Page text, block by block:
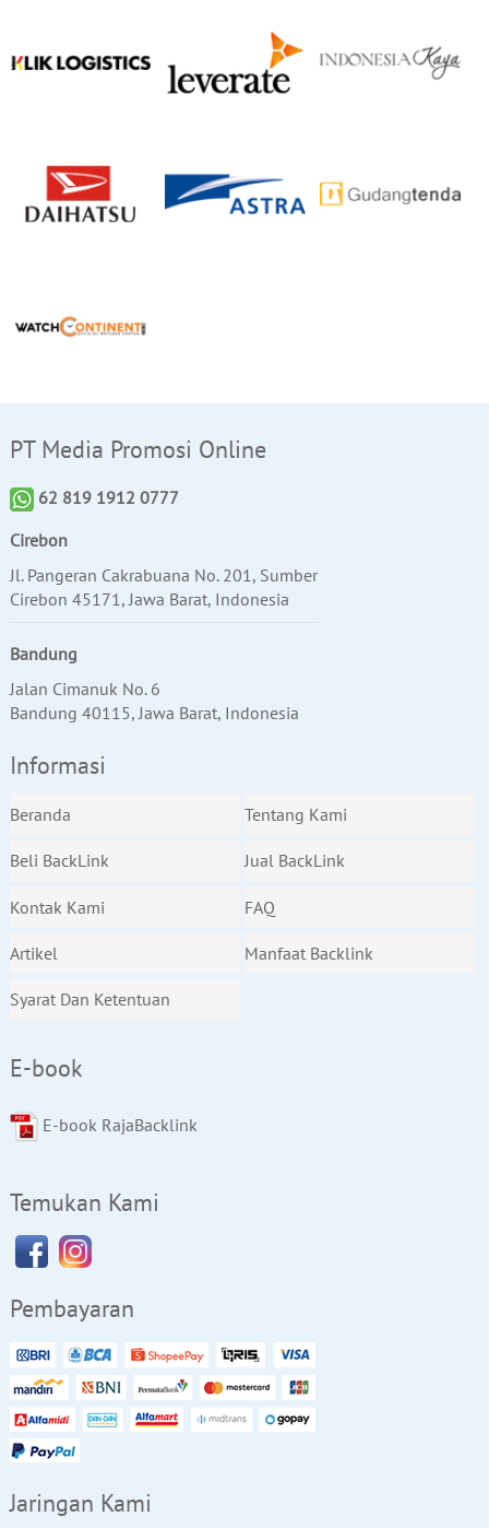
PT Media Promosi Online
62 819 1912 0777
Cirebon
Jl. Pangeran Cakrabuana No. 201, Sumber
Cirebon 45171, Jawa Barat, Indonesia
Bandung
Jalan Cimanuk No. 6
Bandung 40115, Jawa Barat, Indonesia
Informasi
Beranda Tentang Kami
Beli BackLink Jual BackLink
Kontak Kami FAQ
Artikel Manfaat Backlink
Syarat Dan Ketentuan
E-book
E-book RajaBacklink
Temukan Kami
Pembayaran
Jaringan Kami